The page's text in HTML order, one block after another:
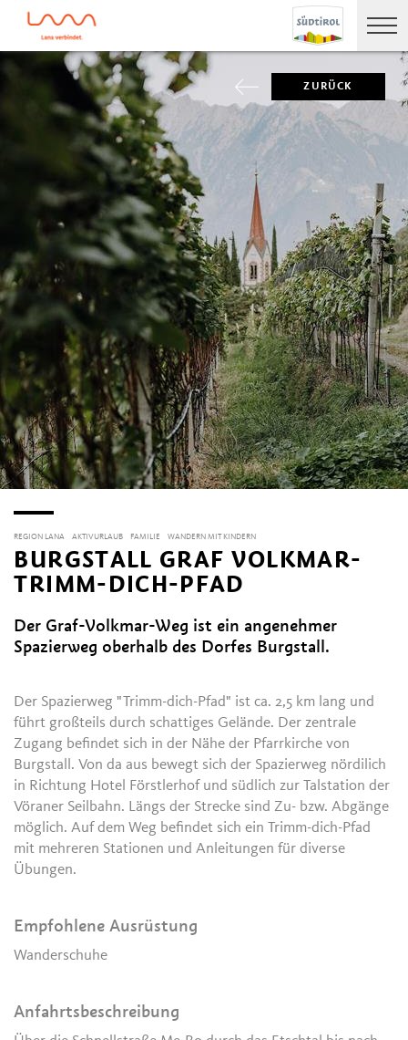
ZURÜCK
REGION LANA AKTIVURLAUB FAMILIE WANDERN MIT KINDERN
BURGSTALL GRAF VOLKMAR-
TRIMM-DICH-PFAD
Der Graf-Volkmar-Weg ist ein angenehmer
Spazierweg oberhalb des Dorfes Burgstall.
Der Spazierweg "Trimm-dich-Pfad" ist ca. 2,5 km lang und
führt großteils durch schattiges Gelände. Der zentrale
Zugang befindet sich in der Nähe der Pfarrkirche von
Burgstall. Von da aus bewegt sich der Spazierweg nördilich
in Richtung Hotel Förstlerhof und südlich zur Talstation der
Vöraner Seilbahn. Längs der Strecke sind Zu- bzw. Abgänge
möglich. Auf dem Weg befindet sich ein Trimm-dich-Pfad
mit mehreren Stationen und Anleitungen für diverse
Übungen.
Empfohlene Ausrüstung
Wanderschuhe
Anfahrtsbeschreibung